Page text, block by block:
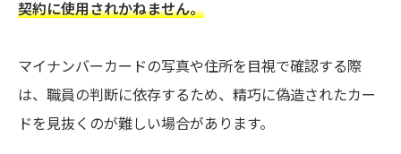
契約に使用されかねません。
マイナンバーカードの写真や住所を目視で確認する際
は、職員の判断に依存するため、精巧に偽造されたカー
ドを見抜くのが難しい場合があります。